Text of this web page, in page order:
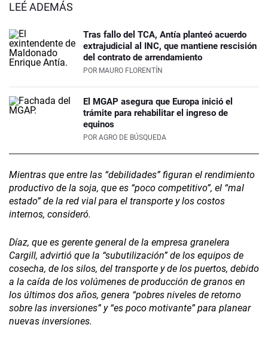
LEÉ ADEMÁS
Tras fallo del TCA, Antía planteó acuerdo
extrajudicial al INC, que mantiene rescisión
del contrato de arrendamiento
POR MAURO FLORENTÍN
El MGAP asegura que Europa inició el
trámite para rehabilitar el ingreso de
equinos
POR AGRO DE BÚSQUEDA
Mientras que entre las “debilidades” figuran el rendimiento
productivo de la soja, que es “poco competitivo”, el “mal
estado” de la red vial para el transporte y los costos
internos, consideró.
Díaz, que es gerente general de la empresa granelera
Cargill, advirtió que la “subutilización” de los equipos de
cosecha, de los silos, del transporte y de los puertos, debido
a la caída de los volúmenes de producción de granos en
los últimos dos años, genera “pobres niveles de retorno
sobre las inversiones” y “es poco motivante” para planear
nuevas inversiones.